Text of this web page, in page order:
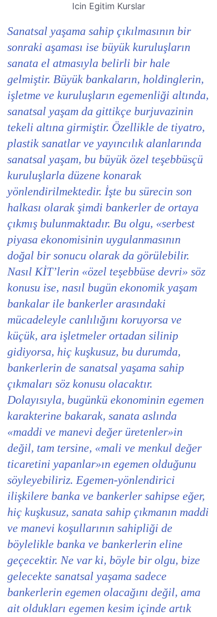
Icin Egitim Kurslar
Sanatsal yaşama sahip çıkılmasının bir
sonraki aşaması ise büyük kuruluşların
sanata el atmasıyla belirli bir hale
gelmiştir. Büyük bankaların, holdinglerin,
işletme ve kuruluşların egemenliği altında,
sanatsal yaşam da gittikçe burjuvazinin
tekeli altına girmiştir. Özellikle de tiyatro,
plastik sanatlar ve yayıncılık alanlarında
sanatsal yaşam, bu büyük özel teşebbüsçü
kuruluşlarla düzene konarak
yönlendirilmektedir. İşte bu sürecin son
halkası olarak şimdi bankerler de ortaya
çıkmış bulunmaktadır. Bu olgu, «serbest
piyasa ekonomisinin uygulanmasının
doğal bir sonucu olarak da görülebilir.
Nasıl KİT’lerin «özel teşebbüse devri» söz
konusu ise, nasıl bugün ekonomik yaşam
bankalar ile bankerler arasındaki
mücadeleyle canlılığını koruyorsa ve
küçük, ara işletmeler ortadan silinip
gidiyorsa, hiç kuşkusuz, bu durumda,
bankerlerin de sanatsal yaşama sahip
çıkmaları söz konusu olacaktır.
Dolayısıyla, bugünkü ekonominin egemen
karakterine bakarak, sanata aslında
«maddi ve manevi değer üretenler»in
değil, tam tersine, «mali ve menkul değer
ticaretini yapanlar»ın egemen olduğunu
söyleyebiliriz. Egemen-yönlendirici
ilişkilere banka ve bankerler sahipse eğer,
hiç kuşkusuz, sanata sahip çıkmanın maddi
ve manevi koşullarının sahipliği de
böylelikle banka ve bankerlerin eline
geçecektir. Ne var ki, böyle bir olgu, bize
gelecekte sanatsal yaşama sadece
bankerlerin egemen olacağını değil, ama
ait oldukları egemen kesim içinde artık